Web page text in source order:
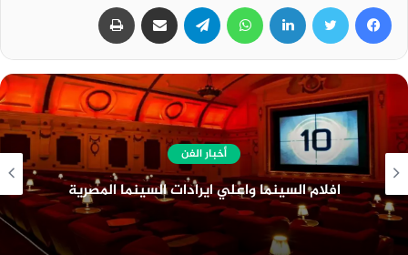
أخبار عامة
قانون البناء الموحد الجديد وعدد الأدوار المسموح
بها